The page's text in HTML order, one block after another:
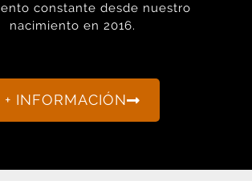
constante desde nuestro
nacimiento en 2016.
+ INFORMACIÓN